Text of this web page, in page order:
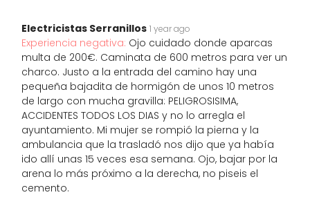
Electricistas Serranillos 1 year ago
Experiencia negativa: Ojo cuidado donde aparcas
multa de 200€. Caminata de 600 metros para ver un
charco. Justo a la entrada del camino hay una
pequeña bajadita de hormigón de unos 10 metros
de largo con mucha gravilla: PELIGROSISIMA,
ACCIDENTES TODOS LOS DIAS y no lo arregla el
ayuntamiento. Mi mujer se rompió la pierna y la
ambulancia que la trasladó nos dijo que ya había
ido allí unas 15 veces esa semana. Ojo, bajar por la
arena lo más próximo a la derecha, no piseis el
cemento.